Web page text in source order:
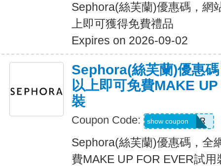
Sephora(絲芙蘭)優惠碼，網
上即可獲得免費禮品
Expires on 2026-09-02
Sephora(絲芙蘭)優惠
以上即可免費MAKE
裝
Coupon Code: MUFEPRIMER
show coupon
Sephora(絲芙蘭)優惠碼，全
費MAKE UP FOR EVER試用